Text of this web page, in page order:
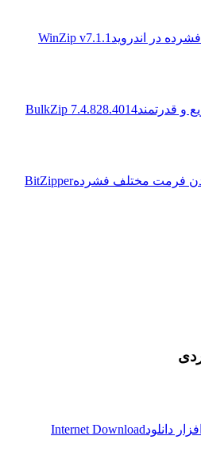
اندروید WinZip v7.1.1
BulkZip 7.4.828.4014
مختلف فشردهBitZipper
Internet Download